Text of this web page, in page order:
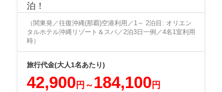
42,900 円 ～ 184,100 円
泊！
（関東発／往復沖縄(那覇)空港利用／1～ 2泊目: オリエン
タルホテル沖縄リゾート＆スパ／2泊3日一例／4名1室利用
時）